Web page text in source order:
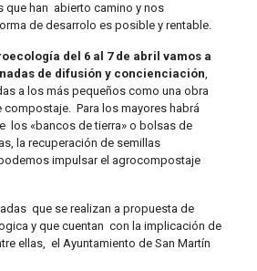
que han abierto camino y nos
de desarrolo es posible y rentable.
del 6 al 7 de abril vamos a
de difusión y concienciación,
a los más pequeños como una obra
compostaje. Para los mayores habrá
los «bancos de tierra» o bolsas de
la recuperación de semillas
impulsar el agrocompostaje
que se realizan a propuesta de
y que cuentan con la implicación de
ellas, el Ayuntamiento de San Martín